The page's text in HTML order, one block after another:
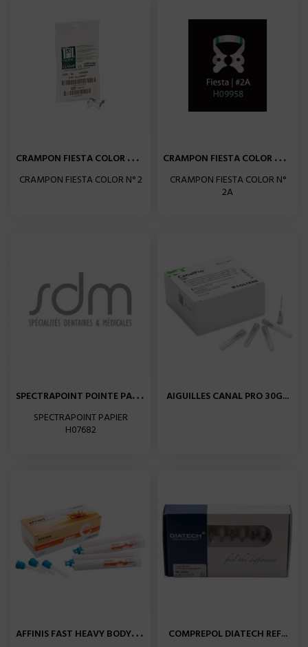
C
RAMPON FIESTA COLOR N° 2 A...
CRAMPON FIESTA COLOR N° 2
C
RAMPON FIESTA COLOR N° 2A...
CRAMPON FIESTA COLOR N°
2A
S
PECTRAPOINT POINTE PAPIER...
SPECTRAPOINT PAPIER
H07682
AIGUILLES CANAL PRO 30G...
A
FFINIS FAST HEAVY BODY 75... COMPREPOL DIATECH REF...